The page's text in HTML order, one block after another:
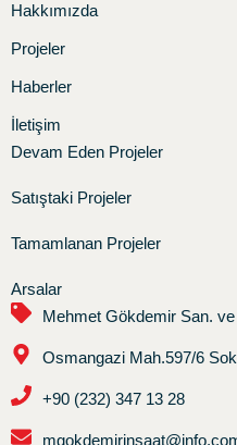
Hakkımızda
Projeler
Haberler
İletişim
Devam Eden Projeler
Satıştaki Projeler
Tamamlanan Projeler
Arsalar
Mehmet Gökdemir San. ve
Osmangazi Mah.597/6
+90 (232) 347 13 28